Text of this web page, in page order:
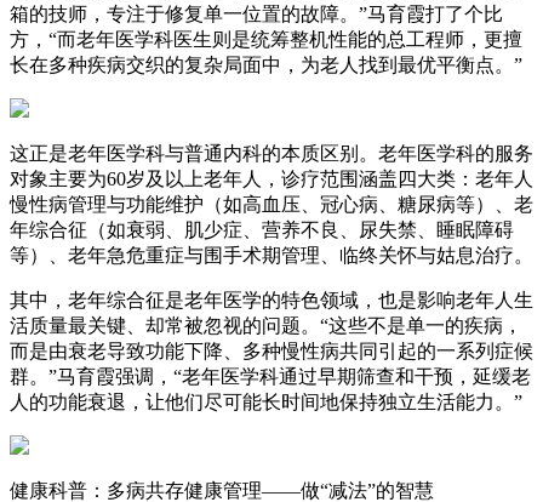
箱的技师，专注于修复单一位置的故障。”马育霞打了个比
方，“而老年医学科医生则是统筹整机性能的总工程师，更擅
长在多种疾病交织的复杂局面中，为老人找到最优平衡点。”
这正是老年医学科与普通内科的本质区别。老年医学科的服务
对象主要为60岁及以上老年人，诊疗范围涵盖四大类：老年人
慢性病管理与功能维护（如高血压、冠心病、糖尿病等）、老
年综合征（如衰弱、肌少症、营养不良、尿失禁、睡眠障碍
等）、老年急危重症与围手术期管理、临终关怀与姑息治疗。
其中，老年综合征是老年医学的特色领域，也是影响老年人生
活质量最关键、却常被忽视的问题。“这些不是单一的疾病，
而是由衰老导致功能下降、多种慢性病共同引起的一系列症候
群。”马育霞强调，“老年医学科通过早期筛查和干预，延缓老
人的功能衰退，让他们尽可能长时间地保持独立生活能力。”
健康科普：多病共存健康管理——做“减法”的智慧